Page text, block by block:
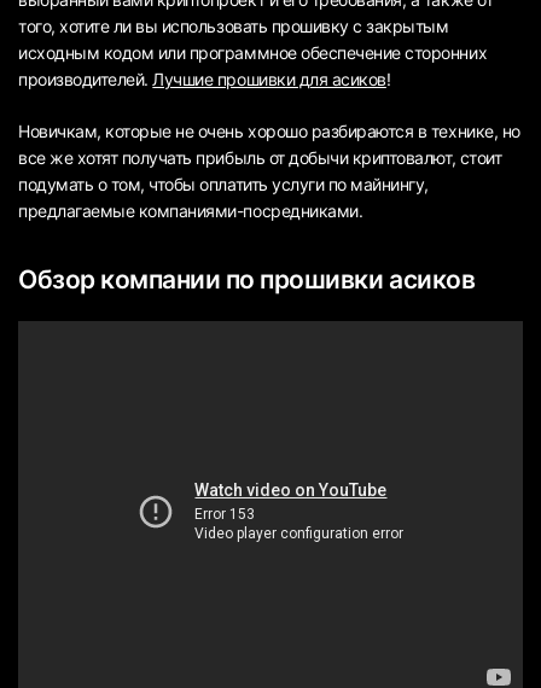
того, хотите ли вы использовать прошивку с закрытым
исходным кодом или программное обеспечение сторонних
производителей.Лучшие прошивки для асиков!
Новичкам, которые не очень хорошо разбираются в технике, но
все же хотят получать прибыль от добычи криптовалют, стоит
подумать о том, чтобы оплатить услуги по майнингу,
предлагаемые компаниями-посредниками.
Обзор компании по прошивки асиков